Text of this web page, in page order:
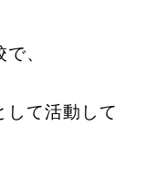
、
して活動して